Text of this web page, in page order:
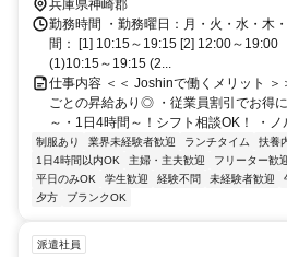
兵庫県神崎郡
勤務時間 ・勤務曜日：月・火・水・木
間： [1] 10:15～19:15 [2] 12:00～19:00
(1)10:15～19:15 (2...
仕事内容 ＜＜ Joshinで働くメリット ＞
ごとの昇給あり◎ ・従業員割引でお得
～・1日4時間～！シフト相談OK！ ・ノ
制服あり 業界未経験者歓迎 ランチタイム 扶養
1日4時間以内OK
主婦・主夫歓迎 フリーター歓
平日のみOK
学生歓迎 経験不問 未経験者歓迎
夕方
ブランクOK
派遣社員